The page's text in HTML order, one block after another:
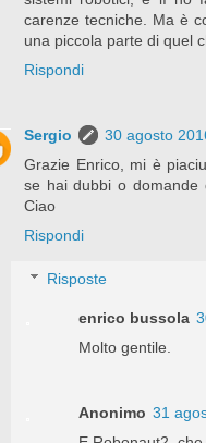
carenze tecniche. Ma è
una piccola parte di quel
Rispondi
Sergio
30 agosto
Grazie Enrico, mi è
se hai dubbi o domande
Ciao
Rispondi
Risposte
enrico bussola
Molto gentile.
Anonimo 31